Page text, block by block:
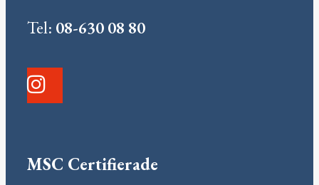
Tel: 08-630 08 80
MSC Certifierade